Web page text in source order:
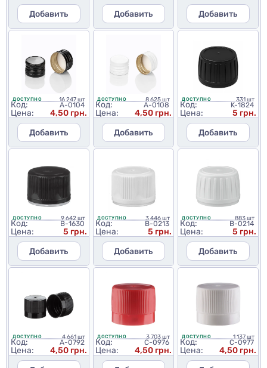
Добавить
Добавить
Добавить
ДОСТУПНО 16 247 шт
Код: A-0104
Цена:
4,50 грн.
Добавить
ДОСТУПНО 8 625 шт
Код: A-0108
Цена:
4,50 грн.
Добавить
ДОСТУПНО 331 шт
Код: K-1824
Цена:
5 грн.
Добавить
ДОСТУПНО 9 642 шт
Код: B-1630
Цена:
5 грн.
Добавить
ДОСТУПНО 3 446 шт
Код: B-0213
Цена:
5 грн.
Добавить
ДОСТУПНО 883 шт
Код: B-0214
Цена:
5 грн.
Добавить
ДОСТУПНО 4 661 шт
Код: A-0792
Цена:
4,50 грн.
ДОСТУПНО 3 703 шт
Код: C-0976
Цена:
4,50 грн.
ДОСТУПНО 1 137 шт
Код: C-0977
Цена:
4,50 грн.